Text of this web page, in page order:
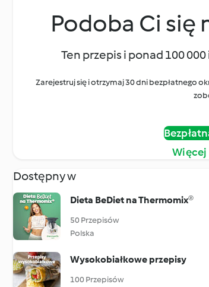
Podoba Ci się
Ten przepis i ponad 100
Zarejestruj się i otrzymaj 30 dni bezpłatnego
Dostępny w
Dieta BeDiet na Thermomix®
50 Przepisów
Polska
Wysokobiałkowe przepisy
100 Przepisów